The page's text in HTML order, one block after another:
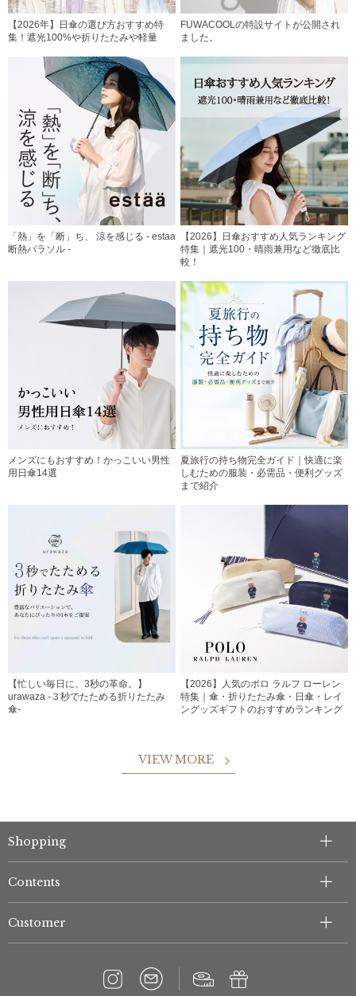
【2026年】日傘の選び方おすすめ特
集！遮光100%や折りたたみや軽量
FUWACOOLの特設サイトが公開され
ました。
「熱」を「断」ち、 涼を感じる - estaa
断熱パラソル -
【2026】日傘おすすめ人気ランキング
特集｜遮光100・晴雨兼用など徹底比
較！
メンズにもおすすめ！かっこいい男性
用日傘14選
夏旅行の持ち物完全ガイド｜快適に楽
しむための服装・必需品・便利グッズ
まで紹介
【忙しい毎日に、3秒の革命。】
urawaza -３秒でたためる折りたたみ
傘-
【2026】人気のポロ ラルフ ローレン
特集｜傘・折りたたみ傘・日傘・レイ
ングッズギフトのおすすめランキング
VIEW MORE
Shopping
Contents
Customer